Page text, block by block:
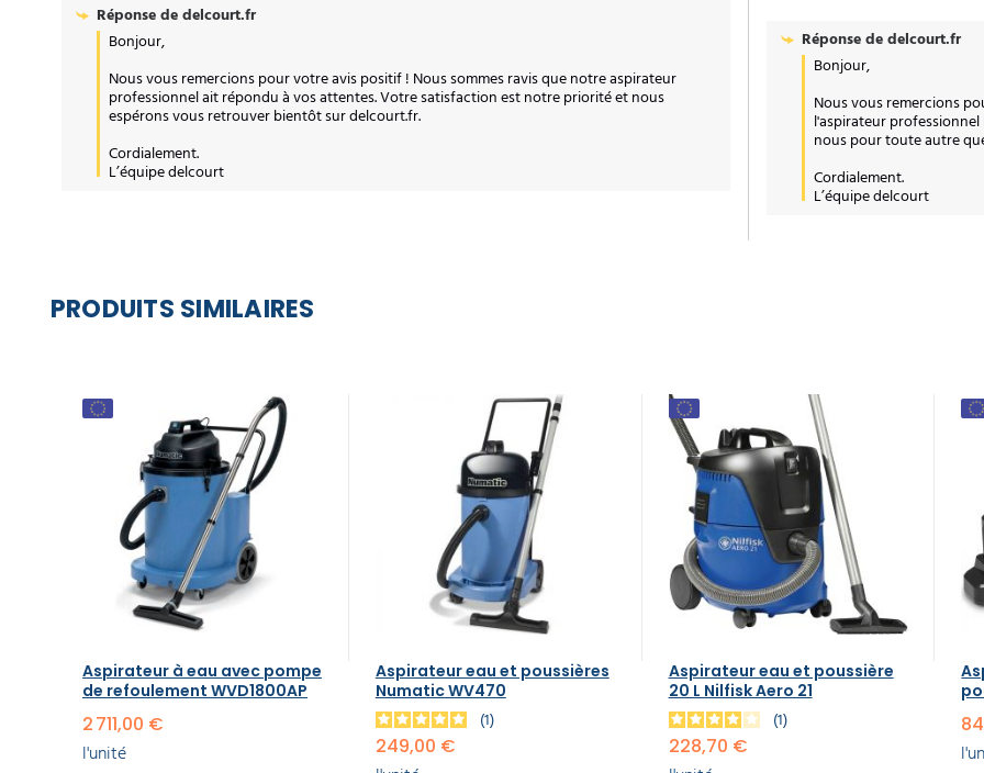
PRODUITS SIMILAIRES
Aspirateur à eau avec pompe
de refoulement WVD1800AP
2 711,00 €
l'unité
Aspirateur eau et poussières
Numatic WV470
1
249,00 €
Aspirateur eau et poussière
20 L Nilfisk Aero 21
1
228,70 €
Réponse dedelcourt.fr
Bonjour,
Nous vous remercions pour votre avis positif ! Nous sommes ravis que notre aspirateur
professionnel ait répondu à vos attentes. Votre satisfaction est notre priorité et nous
espérons vous retrouver bientôt sur delcourt.fr.
Cordialement.
L’équipe delcourt
Réponse dedelcourt.fr
Bonjour,
Nous vous remercions
l'aspirateur
nous pour toute autre
Cordialement.
L’équipe delcourt